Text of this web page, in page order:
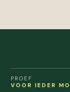
PROEF
VOOR IEDER